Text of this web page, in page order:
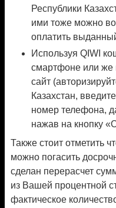
Республики
ими тоже можно
оплатить
Используя QIWI
смартфоне или же
сайт
Казахстан,
номер телефона,
нажав на кнопку
Также стоит отметить
можно погасить
сделан перерасчет
из Вашей процентной
фактическое